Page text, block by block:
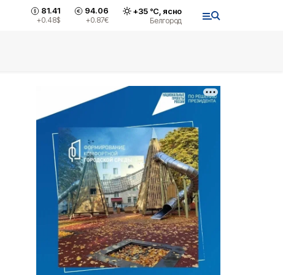
81.41
+0.48$
94.06
+0.87€
+35°С, ясно
Белгород